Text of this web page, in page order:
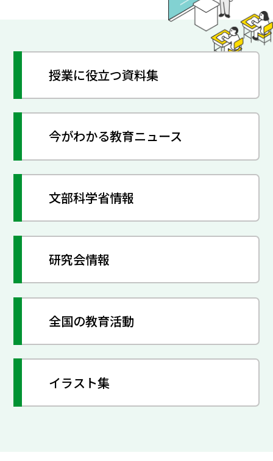
授業に役立つ資料集
今がわかる教育ニュース
文部科学省情報
研究会情報
全国の教育活動
イラスト集